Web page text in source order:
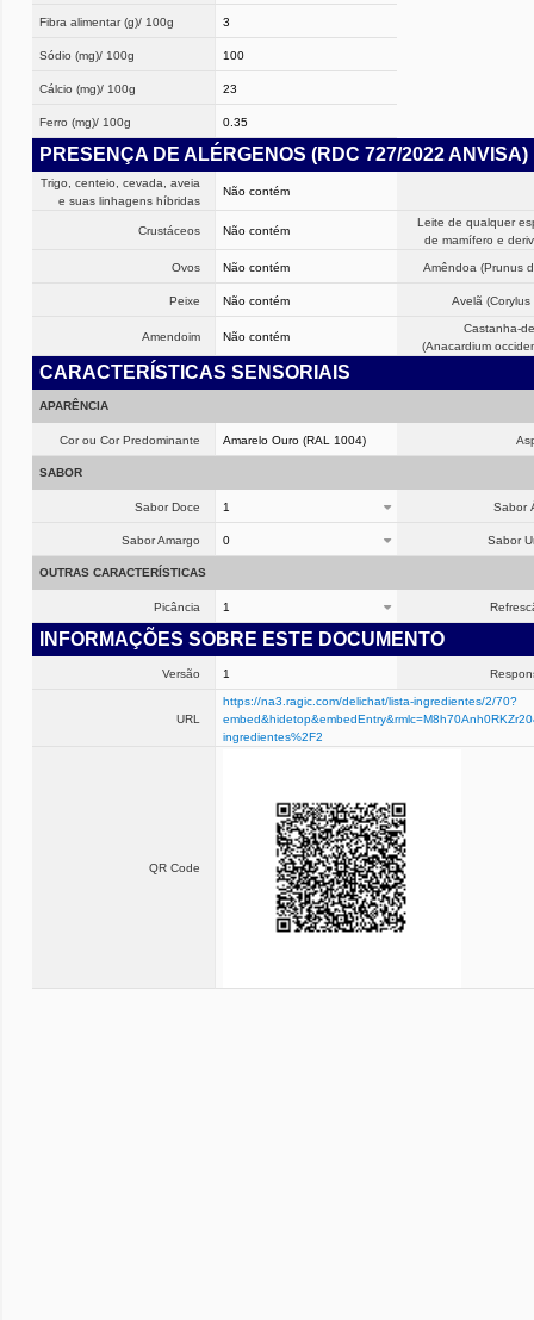
Fibra alimentar (g)/ 100g 3
Sódio (mg)/ 100g 100
Cálcio (mg)/ 100g 23
Ferro (mg)/ 100g 0.35
PRESENÇA DE ALÉRGENOS (RDC 727/2022 ANVISA)
Trigo, centeio, cevada, aveia
e suas linhagens híbridas
Não contém
Crustáceos Não contém
Leite de qualquer
de mamífero e
Ovos Não contém Amêndoa (Prunus
Peixe Não contém Avelã (Corylus
Amendoim Não contém
Castanha-
(Anacardium
CARACTERÍSTICAS SENSORIAIS
APARÊNCIA
Cor ou Cor Predominante Amarelo Ouro (RAL 1004)
SABOR
Sabor Doce 1 Sabor
Sabor Amargo 0 Sabor
OUTRAS CARACTERÍSTICAS
Picância 1
INFORMAÇÕES SOBRE ESTE DOCUMENTO
Versão 1
URL
https://na3.ragic.com/delichat/lista-ingredientes/2/70?
ingredientes%2F2
QR Code